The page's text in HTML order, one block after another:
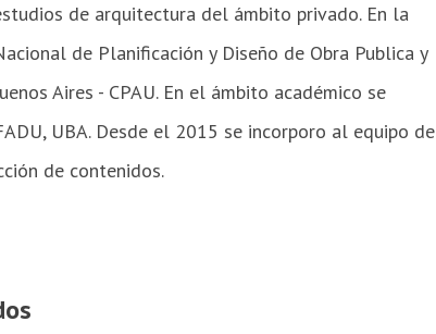
de arquitectura del ámbito privado. En la
de Planificación y Diseño de Obra Publica y
Aires - CPAU. En el ámbito académico se
UBA. Desde el 2015 se incorporo al equipo de
de contenidos.